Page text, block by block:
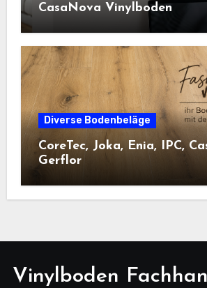
CasaNova Vinylboden
Diverse Bodenbeläge
CoreTec, Joka, Enia, IPC,
Gerflor
Vinylboden